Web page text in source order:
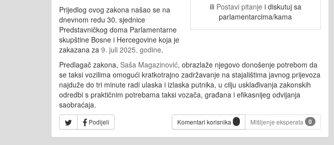
ili Postavi pitanje i diskutuj sa
parlamentarcima/kama
Prijedlog ovog zakona našao se na
dnevnom redu 30. sjednice
Predstavničkog doma Parlamentarne
skupštine Bosne i Hercegovine koja je
zakazana za 9. juli 2025. godine.
Predlagač zakona, Saša Magazinović, obrazlaže njegovo donošenje potrebom da
se taksi vozilima omogući kratkotrajno zadržavanje na stajalištima javnog prijevoza
najduže do tri minute radi ulaska i izlaska putnika, u cilju usklađivanja zakonskih
odredbi s praktičnim potrebama taksi vozača, građana i efikasnijeg odvijanja
saobraćaja.
Podijeli Komentari korisnika Mišljenje eksperata 0